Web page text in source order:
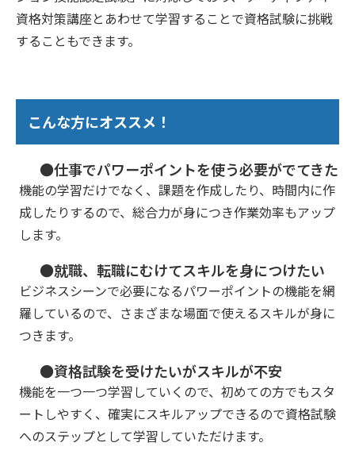
資格対策講座とあわせて学習することで資格試験に挑戦
することもできます。
こんな方にオススメ！
●仕事でパワーポイントを使う必要がでてきた
機能の学習だけでなく、課題を作成したり、時間内に作
成したりするので、総合力が身につき作業効率もアップ
します。
●就職、転職にむけてスキルを身につけたい
ビジネスシーンで必要になるパワーポイントの機能を網
羅しているので、さまざまな場面で使えるスキルが身に
つきます。
●資格試験を受けたいがスキルが不安
機能を一つ一つ学習していくので、初めての方でもスタ
ートしやすく、確実にスキルアップできるので資格試験
へのステップとして学習していただけます。